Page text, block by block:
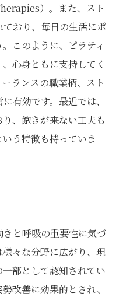
）。また、スト
おり、毎日の生活にポ
このように、ピラティ
心身ともに支持してく
ランスの職業柄、スト
有効です。最近では、
、飽きが来ない工夫も
う特徴も持っていま
と呼吸の重要性に気づ
々な分野に広がり、現
部として認知されてい
改善に効果的とされ、